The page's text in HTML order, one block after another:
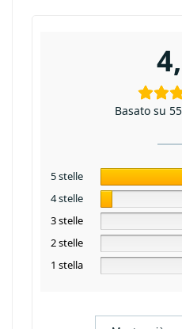
Basato su
5 stelle
4 stelle
3 stelle
2 stelle
1 stella